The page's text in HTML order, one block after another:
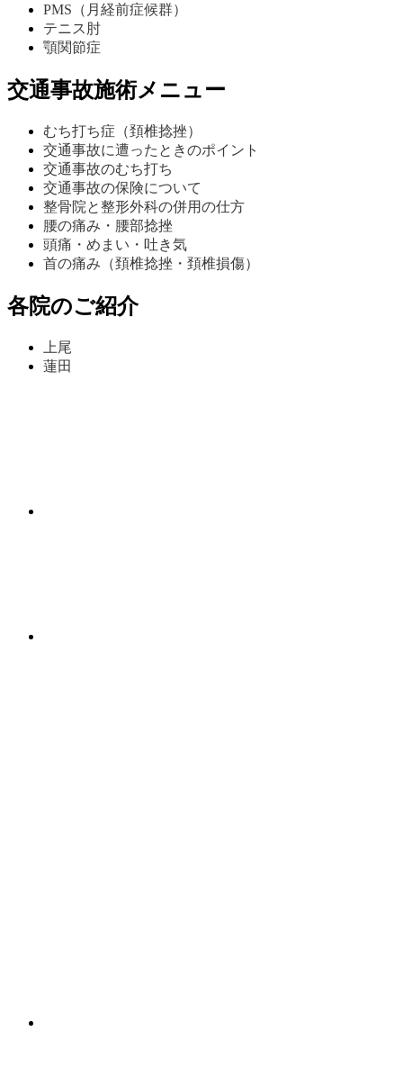
PMS（月経前症候群）
テニス肘
顎関節症
交通事故施術メニュー
むち打ち症（頚椎捻挫）
交通事故に遭ったときのポイント
交通事故のむち打ち
交通事故の保険について
整骨院と整形外科の併用の仕方
腰の痛み・腰部捻挫
頭痛・めまい・吐き気
首の痛み（頚椎捻挫・頚椎損傷）
各院のご紹介
上尾
蓮田